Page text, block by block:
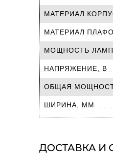
МАТЕРИАЛ
МАТЕРИАЛ
МОЩНОСТЬ
НАПРЯЖЕНИЕ, В
ОБЩАЯ
ШИРИНА, ММ
ДОСТАВКА И